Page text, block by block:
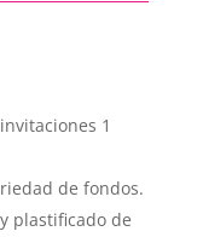
1
de fondos.
plastificado de